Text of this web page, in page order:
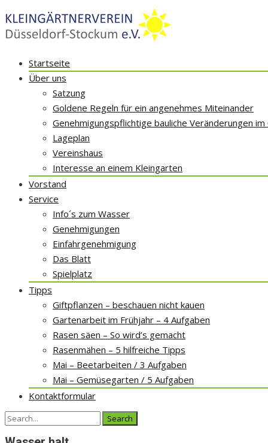
Skip
Startseite
Über uns
Satzung
Goldene Regeln für ein angenehmes Miteinander
Genehmigungspflichtige bauliche Veränderungen im
Lageplan
Vereinshaus
Interesse an einem Kleingarten
Vorstand
Service
Info´s zum Wasser
Genehmigungen
Einfahrgenehmigung
Das Blatt
Spielplatz
Tipps
Giftpflanzen – beschauen nicht kauen
Gartenarbeit im Frühjahr – 4 Aufgaben
Rasen säen – So wird’s gemacht
Rasenmähen – 5 hilfreiche Tipps
Mai – Beetarbeiten / 3 Aufgaben
Mai – Gemüsegarten / 5 Aufgaben
Kontaktformular
Search